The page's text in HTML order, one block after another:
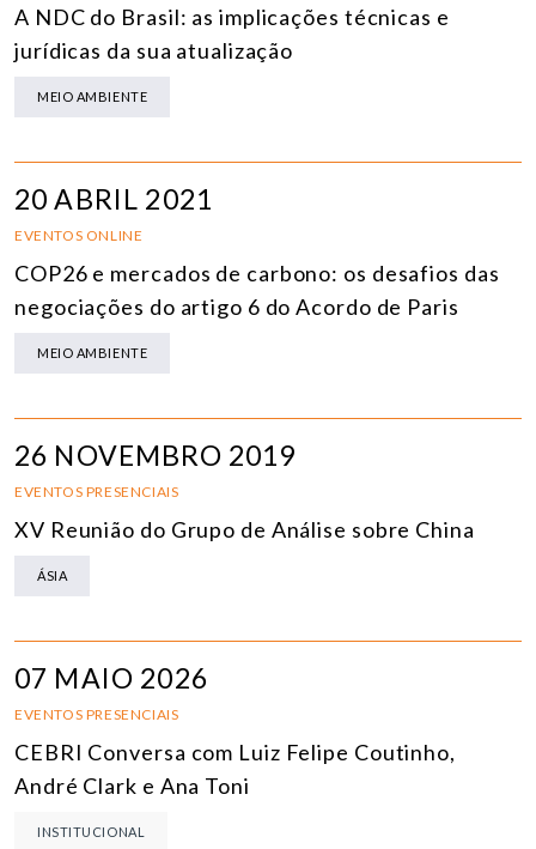
A NDC do Brasil: as implicações técnicas e
jurídicas da sua atualização
MEIO AMBIENTE
20 ABRIL 2021
EVENTOS ONLINE
COP26 e mercados de carbono: os desafios das
negociações do artigo 6 do Acordo de Paris
MEIO AMBIENTE
26 NOVEMBRO 2019
EVENTOS PRESENCIAIS
XV Reunião do Grupo de Análise sobre China
ÁSIA
07 MAIO 2026
EVENTOS PRESENCIAIS
CEBRI Conversa com Luiz Felipe Coutinho,
André Clark e Ana Toni
INSTITUCIONAL